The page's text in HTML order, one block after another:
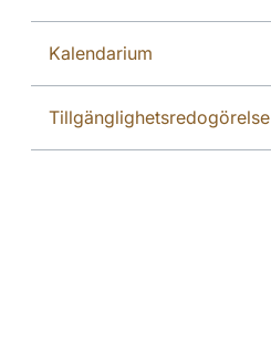
Kalendarium
Tillgänglighetsredogörelse